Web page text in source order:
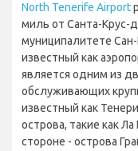
North Tenerife Airport
миль от Санта-Крус-
муниципалитете
известный как
является одним из
обслуживающих
известный как
острова, такие как
стороне - острова